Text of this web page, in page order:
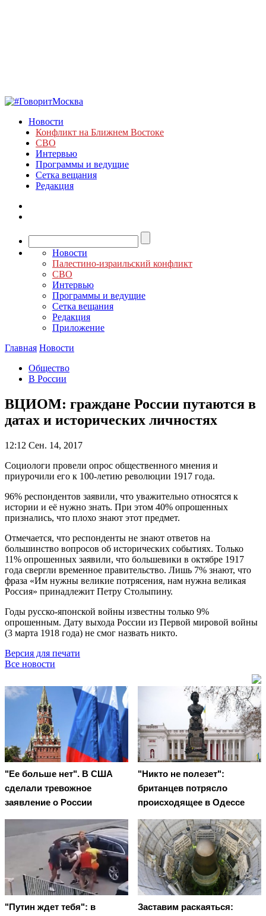
Новости
Конфликт на Ближнем Востоке
СВО
Интервью
Программы и ведущие
Сетка вещания
Редакция
Новости
Палестино-израильский конфликт
СВО
Интервью
Программы и ведущие
Сетка вещания
Редакция
Приложение
Главная Новости
Общество
В России
ВЦИОМ: граждане России путаются в
датах и исторических личностях
12:12 Сен. 14, 2017
Социологи провели опрос общественного мнения и
приурочили его к 100-летию революции 1917 года.
96% респондентов заявили, что уважительно относятся к
истории и её нужно знать. При этом 40% опрошенных
признались, что плохо знают этот предмет.
Отмечается, что респонденты не знают ответов на
большинство вопросов об исторических событиях. Только
11% опрошенных заявили, что большевики в октябре 1917
года свергли временное правительство. Лишь 7% знают, что
фраза «Им нужны великие потрясения, нам нужна великая
Россия» принадлежит Петру Столыпину.
Годы русско-японской войны известны только 9%
опрошенным. Дату выхода России из Первой мировой войны
(3 марта 1918 года) не смог назвать никто.
Версия для печати
Все новости
"Ее больше нет". В США
сделали тревожное
заявление о России
"Никто не полезет":
британцев потрясло
происходящее в Одессе
"Путин ждет тебя": в
Заставим раскаяться: